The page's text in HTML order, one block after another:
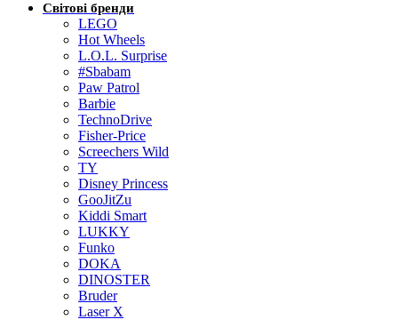
Світові бренди
LEGO
Hot Wheels
L.O.L. Surprise
#Sbabam
Paw Patrol
Barbie
TechnoDrive
Fisher-Price
Screechers Wild
TY
Disney Princess
GooJitZu
Kiddi Smart
LUKKY
Funko
DOKA
DINOSTER
Bruder
Laser X